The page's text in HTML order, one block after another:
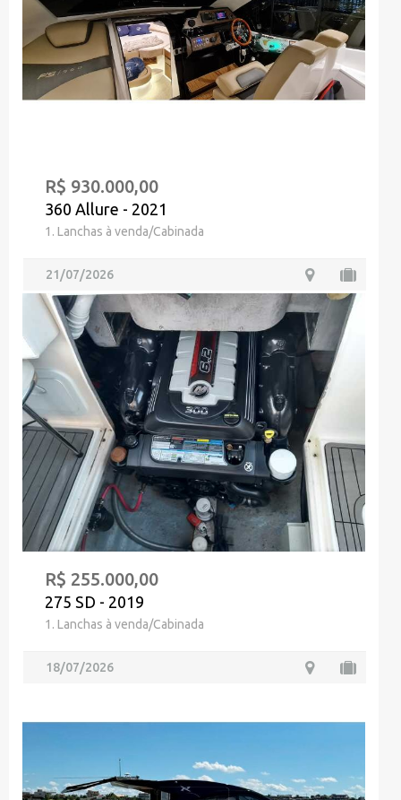
R$ 930.000,00
360 Allure - 2021
1. Lanchas à venda/Cabinada
21/07/2026
R$ 255.000,00
275 SD - 2019
1. Lanchas à venda/Cabinada
18/07/2026